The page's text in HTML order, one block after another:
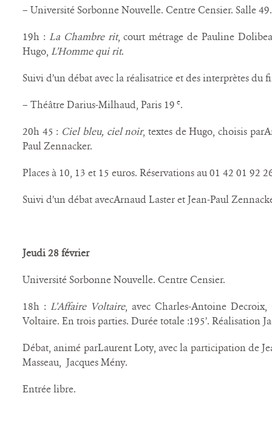
– Université Sorbonne Nouvelle. Centre Censier. Salle 49.
19h : La Chambre rit, court métrage de Pauline
Hugo, L’Homme qui rit.
Suivi d’un débat avec la réalisatrice et des interprètes du
– Théâtre Darius-Milhaud, Paris 19 e.
20h 45 : Ciel bleu, ciel noir, textes de Hugo, choisis
Paul Zennacker.
Places à 10, 13 et 15 euros. Réservations au 01 42 01 92
Suivi d’un débat avecArnaud Laster et Jean-Paul
Jeudi 28 février
Université Sorbonne Nouvelle. Centre Censier.
18h : L’Affaire Voltaire, avec Charles-Antoine
Voltaire. En trois parties. Durée totale :195’. Réalisation
Débat, animé parLaurent Loty, avec la participation de
Masseau, Jacques Mény.
Entrée libre.